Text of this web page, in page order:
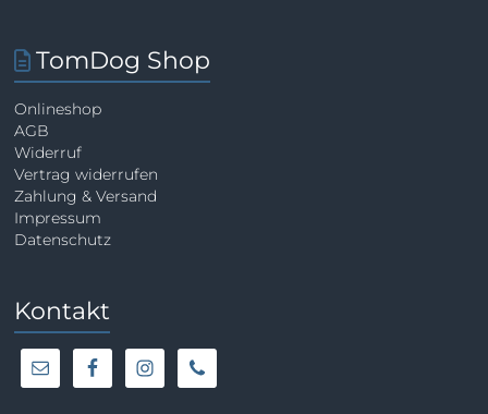
TomDog Shop
Onlineshop
AGB
Widerruf
Vertrag widerrufen
Zahlung & Versand
Impressum
Datenschutz
Kontakt